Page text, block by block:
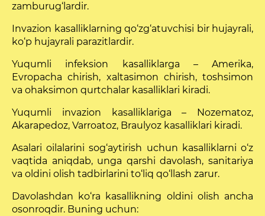
zamburug‘lardir.
Invazion kasalliklarning qo‘zg‘atuvchisi bir hujayrali,
ko‘p hujayrali parazitlardir.
Yuqumli infeksion kasalliklarga – Amerika,
Evropacha chirish, xaltasimon chirish, toshsimon
va ohaksimon qurtchalar kasalliklari kiradi.
Yuqumli invazion kasalliklariga – Nozematoz,
Akarapedoz, Varroatoz, Braulyoz kasalliklari kiradi.
Asalari oilalarini sog‘aytirish uchun kasalliklarni o‘z
vaqtida aniqdab, unga qarshi davolash, sanitariya
va oldini olish tadbirlarini to‘liq qo‘llash zarur.
Davolashdan ko‘ra kasallikning oldini olish ancha
osonroqdir. Buning uchun: